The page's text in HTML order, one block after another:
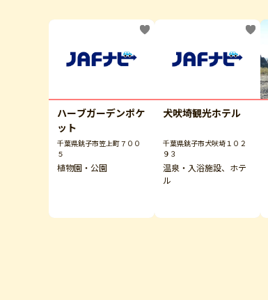
ハーブガーデンポケ
ット
千葉県銚子市笠上町７００
５
植物園・公園
犬吠埼観光ホテル
千葉県銚子市犬吠埼１０２
９３
温泉・入浴施設、ホテ
ル